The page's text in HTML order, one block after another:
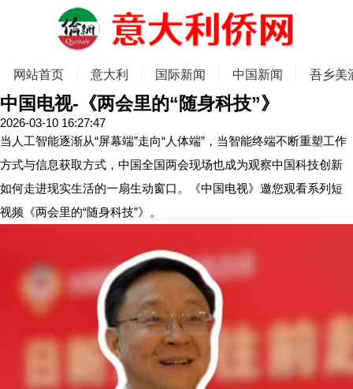
网站首页 意大利 国际新闻 中国新闻 吾乡美
中国电视-《两会里的“随身科技”》
2026-03-10 16:27:47
当人工智能逐渐从“屏幕端”走向“人体端”，当智能终端不断重塑工作
方式与信息获取方式，中国全国两会现场也成为观察中国科技创新
如何走进现实生活的一扇生动窗口。《中国电视》邀您观看系列短
视频《两会里的“随身科技”》。